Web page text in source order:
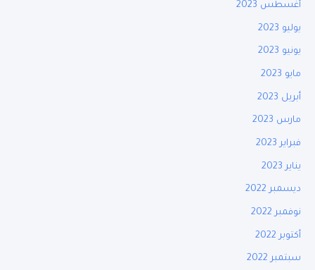
أغسطس 2023
يوليو 2023
يونيو 2023
مايو 2023
أبريل 2023
مارس 2023
فبراير 2023
يناير 2023
ديسمبر 2022
نوفمبر 2022
أكتوبر 2022
سبتمبر 2022